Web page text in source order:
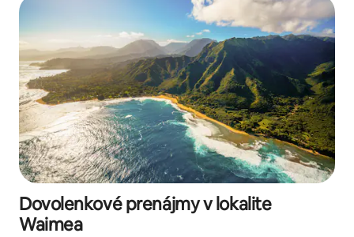
Dovolenkové prenájmy v lokalite
Waimea